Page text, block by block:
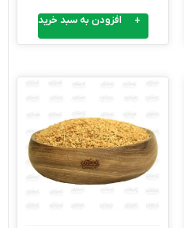
افزودن به سبد خرید